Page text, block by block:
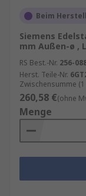
Beim
Siemens
mm Außen-ø ,
RS Best.-Nr. 256-
Herst. Teile-Nr.
Zwischensumme
260,58 €(ohne
Menge